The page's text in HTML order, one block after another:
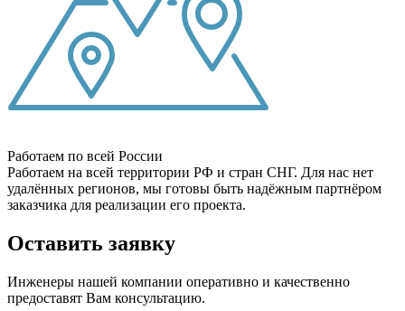
Работаем по всей России
Работаем на всей территории РФ и стран СНГ. Для нас нет
удалённых регионов, мы готовы быть надёжным партнёром
заказчика для реализации его проекта.
Оставить заявку
Инженеры нашей компании оперативно и качественно
предоставят Вам консультацию.